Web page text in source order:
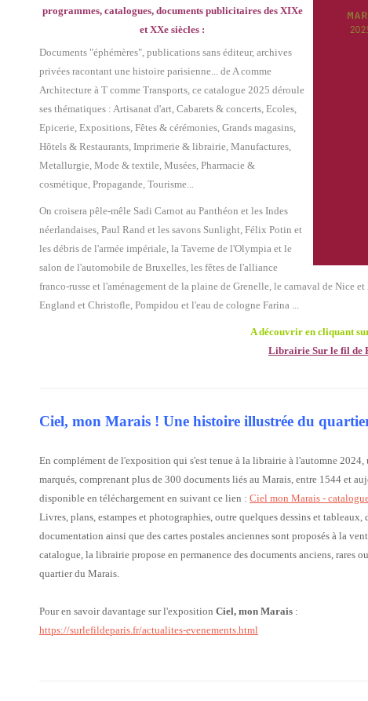
programmes,catalogues, documents publicitaires des XIXe
et XXe siècles :
Documents "éphémères", publications sans éditeur, archives
privées racontant une histoire parisienne... de A comme
Architecture à T comme Transports, ce catalogue 2025 déroule
ses thématiques : Artisanat d'art, Cabarets & concerts, Ecoles,
Epicerie, Expositions, Fêtes & cérémonies, Grands magasins,
Hôtels & Restaurants, Imprimerie & librairie, Manufactures,
Metallurgie, Mode & textile, Musées, Pharmacie &
cosmétique, Propagande, Tourisme...
On croisera pêle-mêle Sadi Carnot au Panthéon et les Indes
néerlandaises, Paul Rand et les savons Sunlight, Félix Potin et
les débris de l'armée impériale, la Taverne de l'Olympia et le
salon de l'automobile de Bruxelles, les fêtes de l'alliance
franco-russe et l'aménagement de la plaine de Grenelle, le carnaval de Nice
England et Christofle, Pompidou et l'eau de cologne Farina ...
A découvrir en cliquant
Librairie Sur le fil de
Ciel, mon Marais ! Une histoire illustrée du
En complément de l'exposition qui s'est tenue à la librairie à l'automne 2024,
marqués, comprenant plus de 300 documents liés au Marais, entre 1544 et
disponible en téléchargement en suivant ce lien : Ciel mon Marais -
Livres, plans, estampes et photographies, outre quelques dessins et tableaux,
documentation ainsi que des cartes postales anciennes sont proposés à la
catalogue, la librairie propose en permanence des documents anciens, rares
quartier du Marais.
Pour en savoir davantage sur l'exposition Ciel, mon Marais :
https://surlefildeparis.fr/actualites-evenements.html